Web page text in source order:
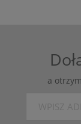
a